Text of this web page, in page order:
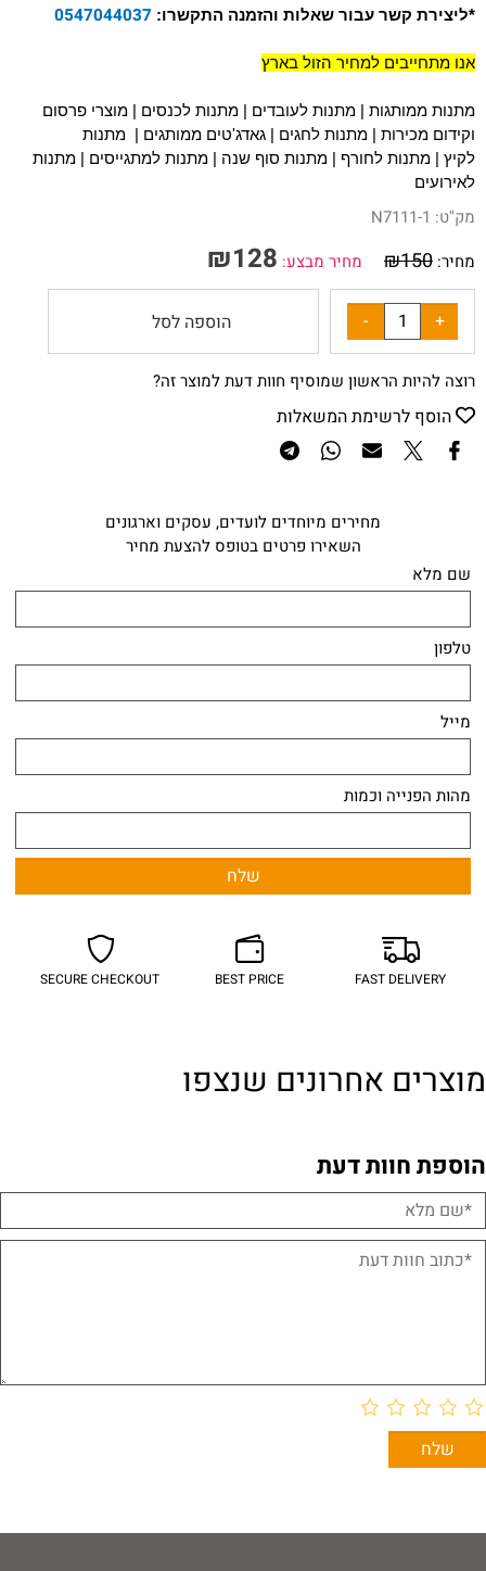
*ליצירת קשר עבור שאלות והזמנה התקשרו: 0547044037
אנו מתחייבים למחיר הזול בארץ
מתנות ממותגות | מתנות לעובדים | מתנות לכנסים | מוצרי פרסום
וקידום מכירות | מתנות לחגים | גאדג'טים ממותגים | מתנות
לקיץ | מתנות לחורף | מתנות סוף שנה | מתנות למתגייסים | מתנות
לאירועים
מק"ט: N7111-1
מחיר:
₪150 מחיר מבצע: ₪128
הוספה לסל
רוצה להיות הראשון שמוסיף חוות דעת למוצר זה?
הוסף לרשימת המשאלות
מחירים מיוחדים לועדים, עסקים וארגונים
השאירו פרטים בטופס להצעת מחיר
שם מלא
טלפון
מייל
מהות הפנייה וכמות
FAST DELIVERY
BEST PRICE
SECURE CHECKOUT
מוצרים אחרונים שנצפו
הוספת חוות דעת